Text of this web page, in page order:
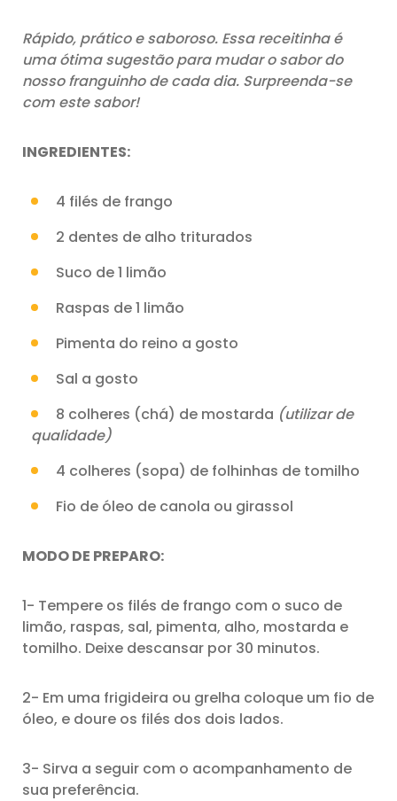
Rápido, prático e saboroso. Essa receitinha é
uma ótima sugestão para mudar o sabor do
nosso franguinho de cada dia. Surpreenda-se
com este sabor!
INGREDIENTES:
4 filés de frango
2 dentes de alho triturados
Suco de 1 limão
Raspas de 1 limão
Pimenta do reino a gosto
Sal a gosto
8 colheres (chá) de mostarda (utilizar de
qualidade)
4 colheres (sopa) de folhinhas de tomilho
Fio de óleo de canola ou girassol
MODO DE PREPARO:
1- Tempere os filés de frango com o suco de
limão, raspas, sal, pimenta, alho, mostarda e
tomilho. Deixe descansar por 30 minutos.
2- Em uma frigideira ou grelha coloque um fio de
óleo, e doure os filés dos dois lados.
3- Sirva a seguir com o acompanhamento de
sua preferência.